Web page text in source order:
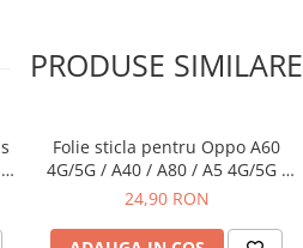
PRODUSE SIMILARE
Folie sticla pentru Oppo A60
4G/5G / A40 / A80 / A5 4G/5G /
A5 Pro 4G/5G / A5x 4G //
24,90 RON